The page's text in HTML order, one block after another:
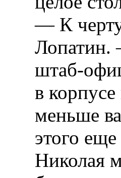
— К
Лопатин.
штаб-
в
меньше
этого
Николая